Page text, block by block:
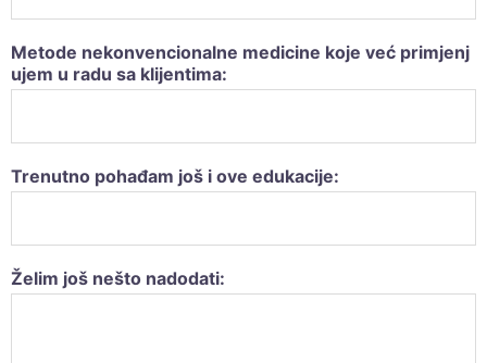
Metode nekonvencionalne medicine koje već primjenj
ujem u radu sa klijentima:
Trenutno pohađam još i ove edukacije:
Želim još nešto nadodati: